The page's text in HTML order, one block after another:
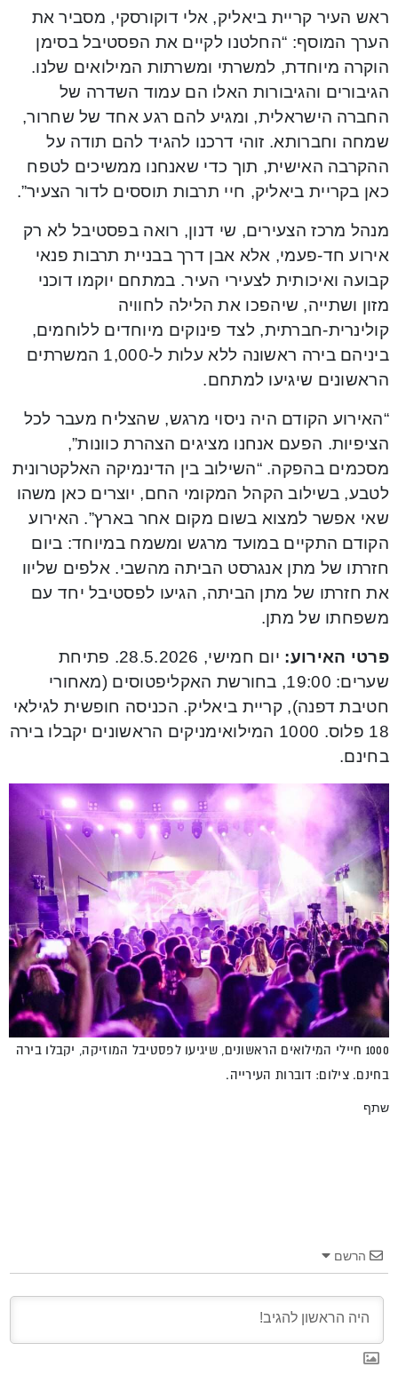
ראש העיר קריית ביאליק, אלי דוקורסקי, מסביר את
הערך המוסף: “החלטנו לקיים את הפסטיבל בסימן
הוקרה מיוחדת, למשרתי ומשרתות המילואים שלנו.
הגיבורים והגיבורות האלו הם עמוד השדרה של
החברה הישראלית, ומגיע להם רגע אחד של שחרור,
שמחה וחברותא. זוהי דרכנו להגיד להם תודה על
ההקרבה האישית, תוך כדי שאנחנו ממשיכים לטפח
כאן בקריית ביאליק, חיי תרבות תוססים לדור הצעיר”.
מנהל מרכז הצעירים, שי דנון, רואה בפסטיבל לא רק
אירוע חד-פעמי, אלא אבן דרך בבניית תרבות פנאי
קבועה ואיכותית לצעירי העיר. במתחם יוקמו דוכני
מזון ושתייה, שיהפכו את הלילה לחוויה
קולינרית-חברתית, לצד פינוקים מיוחדים ללוחמים,
ביניהם בירה ראשונה ללא עלות ל-1,000 המשרתים
הראשונים שיגיעו למתחם.
“האירוע הקודם היה ניסוי מרגש, שהצליח מעבר לכל
הציפיות. הפעם אנחנו מציגים הצהרת כוונות”,
מסכמים בהפקה. “השילוב בין הדינמיקה האלקטרונית
לטבע, בשילוב הקהל המקומי החם, יוצרים כאן משהו
שאי אפשר למצוא בשום מקום אחר בארץ”. האירוע
הקודם התקיים במועד מרגש ומשמח במיוחד: ביום
חזרתו של מתן אנגרסט הביתה מהשבי. אלפים שליוו
את חזרתו של מתן הביתה, הגיעו לפסטיבל יחד עם
משפחתו של מתן.
פרטי האירוע:
יום חמישי, 28.5.2026. פתיחת
שערים: 19:00, בחורשת האקליפטוסים (מאחורי
חטיבת דפנה), קריית ביאליק. הכניסה חופשית לגילאי
18 פלוס. 1000 המילואימניקים הראשונים יקבלו בירה
בחינם.
1000 חיילי המילואים הראשונים, שיגיעו לפסטיבל המוזיקה, יקבלו בירה
בחינם. צילום: דוברות העירייה.
שתף
הרשם